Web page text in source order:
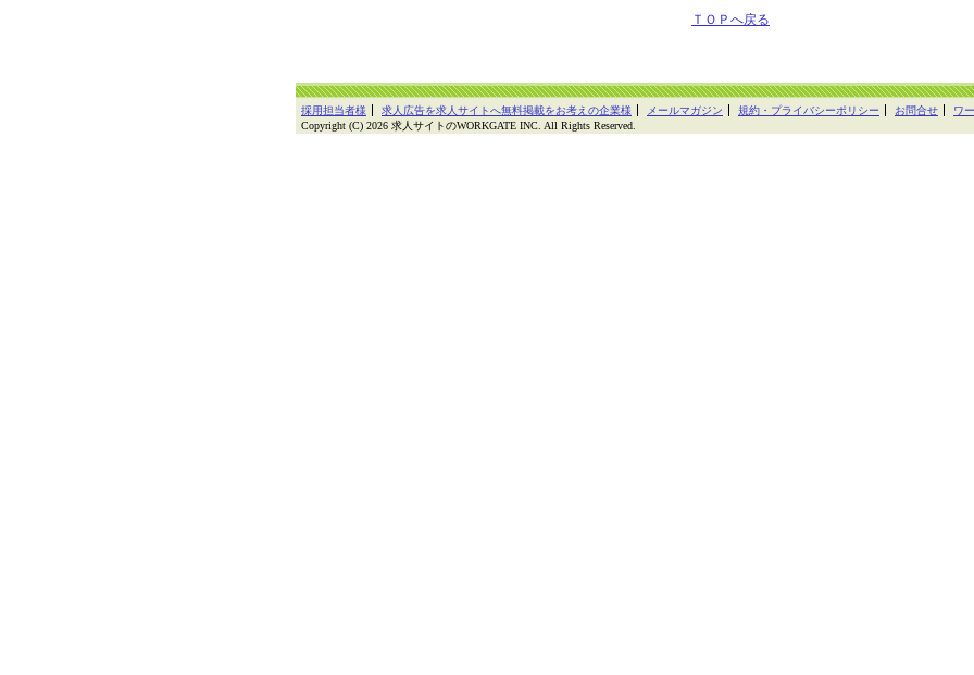
ＴＯＰへ戻る
採用担当者様 求人広告を求人サイトへ無料掲載をお考えの企業様 メールマガジン 規約・プライバシーポリシー お問合せ
ワ
Copyright (C) 2026 求人サイトのWORKGATE INC. All Rights Reserved.